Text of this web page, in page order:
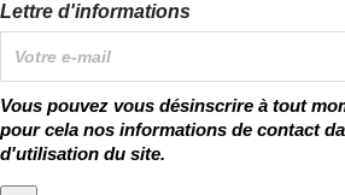
Lettre d'informations
Vous pouvez vous désinscrire à tout
pour cela nos informations de contact
d'utilisation du site.